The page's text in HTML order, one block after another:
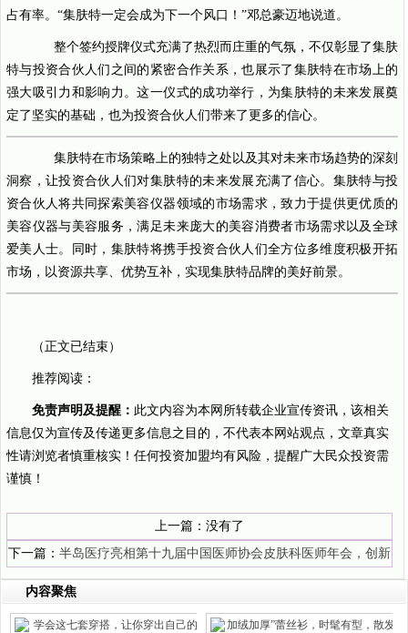
占有率。“集肤特一定会成为下一个风口！”邓总豪迈地说道。
整个签约授牌仪式充满了热烈而庄重的气氛，不仅彰显了集肤
特与投资合伙人们之间的紧密合作关系，也展示了集肤特在市场上的
强大吸引力和影响力。这一仪式的成功举行，为集肤特的未来发展奠
定了坚实的基础，也为投资合伙人们带来了更多的信心。
集肤特在市场策略上的独特之处以及其对未来市场趋势的深刻
洞察，让投资合伙人们对集肤特的未来发展充满了信心。集肤特与投
资合伙人将共同探索美容仪器领域的市场需求，致力于提供更优质的
美容仪器与美容服务，满足未来庞大的美容消费者市场需求以及全球
爱美人士。同时，集肤特将携手投资合伙人们全方位多维度积极开拓
市场，以资源共享、优势互补，实现集肤特品牌的美好前景。
（正文已结束）
推荐阅读：
免责声明及提醒： 此文内容为本网所转载企业宣传资讯，该相关
信息仅为宣传及传递更多信息之目的，不代表本网站观点，文章真实
性请浏览者慎重核实！任何投资加盟均有风险，提醒广大民众投资需
谨慎！
上一篇：没有了
下一篇： 半岛医疗亮相第十九届中国医师协会皮肤科医师年会，创新
与规范发展并行
内容聚焦